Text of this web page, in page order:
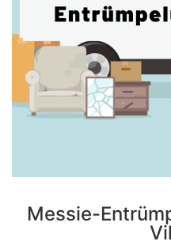
Messie-